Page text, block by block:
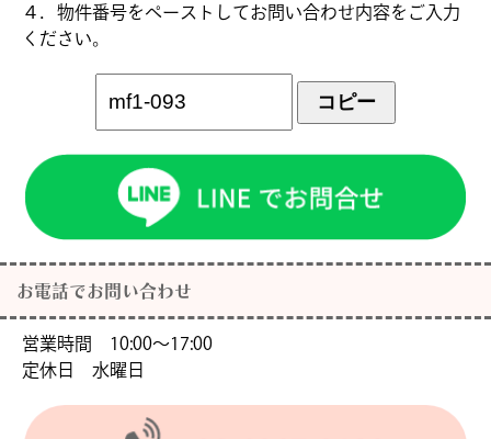
４．物件番号をペーストしてお問い合わせ内容をご入力
ください。
コピー
お電話でお問い合わせ
営業時間 10:00〜17:00
定休日 水曜日